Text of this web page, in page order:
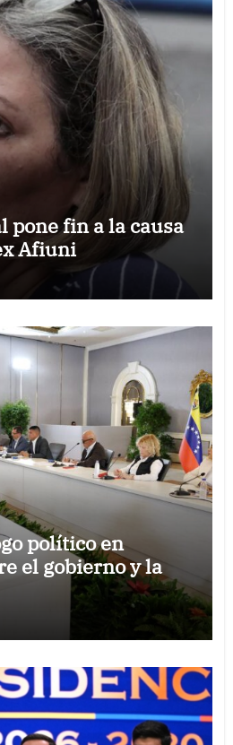
pone fin a la causa
Afiuni
político en
el gobierno y la